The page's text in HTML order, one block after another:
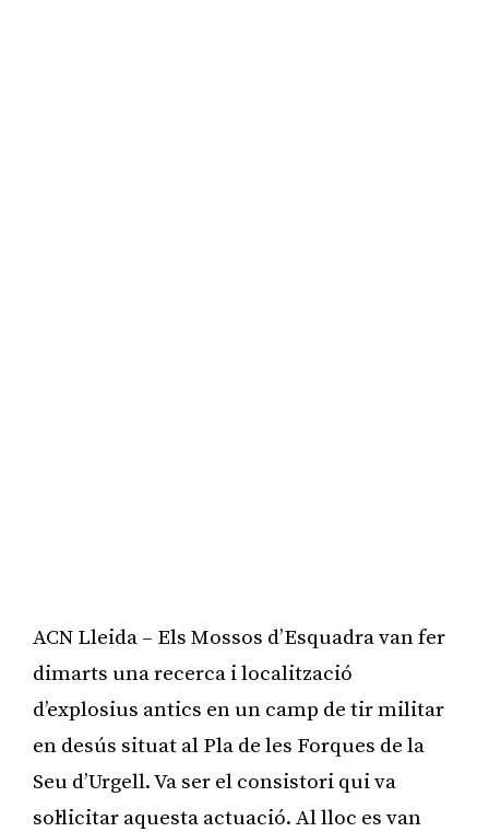
ACN Lleida – Els Mossos d’Esquadra van fer
dimarts una recerca i localització
d’explosius antics en un camp de tir militar
en desús situat al Pla de les Forques de la
Seu d’Urgell. Va ser el consistori qui va
sol·licitar aquesta actuació. Al lloc es van